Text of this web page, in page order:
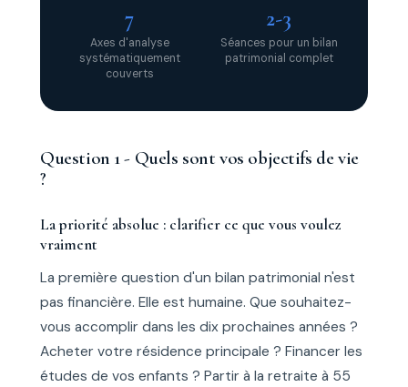
7
Axes d'analyse
systématiquement
couverts
2-3
Séances pour un bilan
patrimonial complet
Question 1 - Quels sont vos objectifs de vie
?
La priorité absolue : clarifier ce que vous voulez
vraiment
La première question d'un bilan patrimonial n'est
pas financière. Elle est humaine. Que souhaitez-
vous accomplir dans les dix prochaines années ?
Acheter votre résidence principale ? Financer les
études de vos enfants ? Partir à la retraite à 55